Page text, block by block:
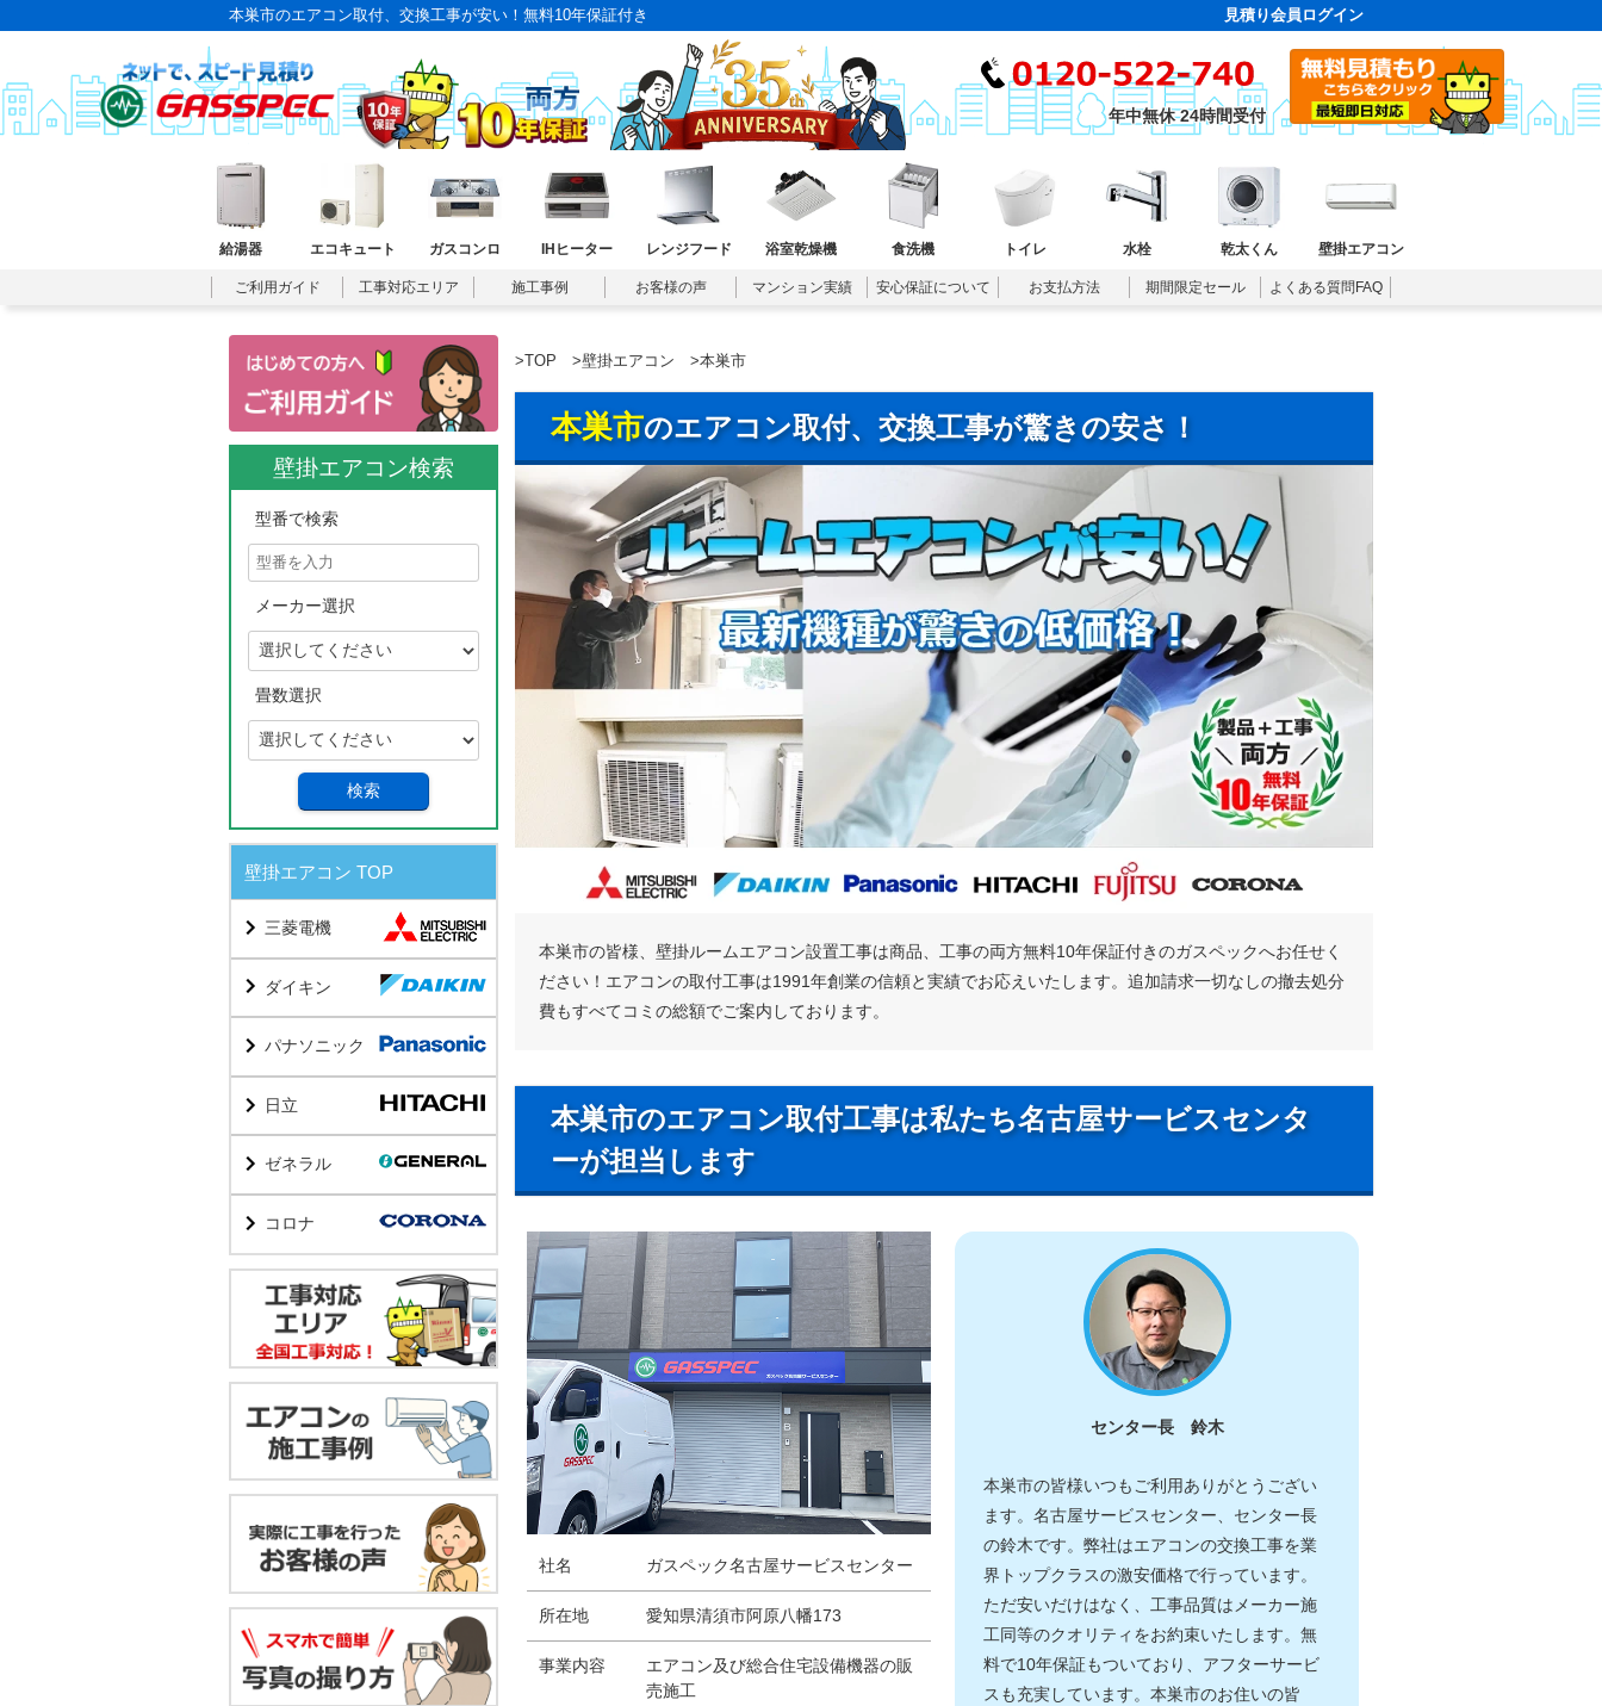
本巣市のエアコン取付、交換工事が安い！無料10年保証付き 見積り会員ログイン
年中無休 24時間受付
給湯器 エコキュート ガスコンロ IHヒーター レンジフード 浴室乾燥機 食洗機 トイレ 水栓 乾太くん 壁掛エアコン
ご利用ガイド 工事対応エリア 施工事例 お客様の声 マンション実績 安心保証について お支払方法 期間限定セール よくある質問FAQ
壁掛エアコン検索
型番で検索
メーカー選択
畳数選択
検索
壁掛エアコン TOP
三菱電機
ダイキン
パナソニック
日立
ゼネラル
コロナ
>TOP >壁掛エアコン >本巣市
本巣市のエアコン取付、交換工事が驚きの安さ！
本巣市の皆様、壁掛ルームエアコン設置工事は商品、工事の両方無料10年保証付きのガスペックへお任せく
ださい！エアコンの取付工事は1991年創業の信頼と実績でお応えいたします。追加請求一切なしの撤去処分
費もすべてコミの総額でご案内しております。
本巣市のエアコン取付工事は私たち名古屋サービスセンタ
ーが担当します
社名 ガスペック名古屋サービスセンター
所在地 愛知県清須市阿原八幡173
事業内容
エアコン及び総合住宅設備機器の販
売施工
センター長 鈴木
本巣市の皆様いつもご利用ありがとうござい
ます。名古屋サービスセンター、センター長
の鈴木です。弊社はエアコンの交換工事を業
界トップクラスの激安価格で行っています。
ただ安いだけはなく、工事品質はメーカー施
工同等のクオリティをお約束いたします。無
料で10年保証もついており、アフターサービ
スも充実しています。本巣市のお住いの皆